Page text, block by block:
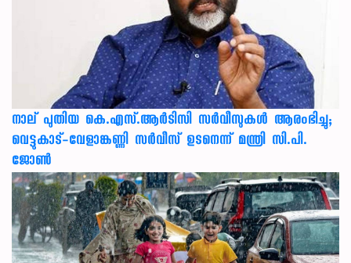
നാല് പുതിയ കെ.എസ്.ആർടിസി സർവീസുകൾ ആരംഭിച്ചു;
വെട്ടുകാട്-വേളാങ്കണ്ണി സർവീസ് ഉടനെന്ന് മന്ത്രി സി.പി.
ജോൺ